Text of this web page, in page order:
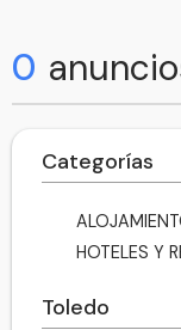
0
Categorías
HOTELES Y
Toledo